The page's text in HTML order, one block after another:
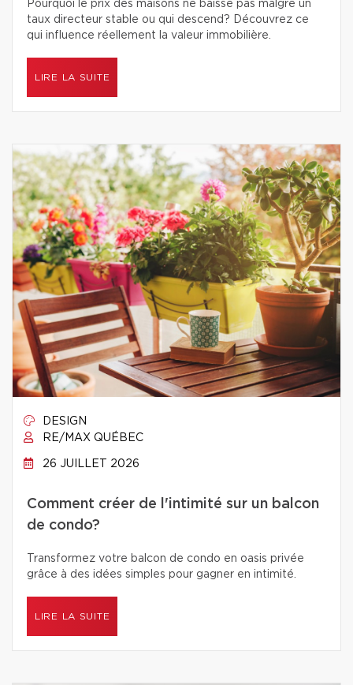
Pourquoi le prix des maisons ne baisse pas malgré un
taux directeur stable ou qui descend? Découvrez ce
qui influence réellement la valeur immobilière.
LIRE LA SUITE
DESIGN
RE/MAX QUÉBEC
26 JUILLET 2026
Comment créer de l'intimité sur un balcon
de condo?
Transformez votre balcon de condo en oasis privée
grâce à des idées simples pour gagner en intimité.
LIRE LA SUITE